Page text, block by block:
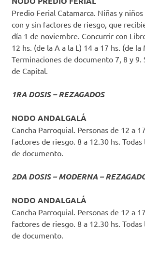
Predio Ferial Catamarca. Niñas y
con y sin factores de riesgo, que
día 1 de noviembre. Concurrir con
12 hs. (de la A a la L) 14 a 17 hs. (de la
Terminaciones de documento 7, 8 y 9.
de Capital.
1RA DOSIS – REZAGADOS
NODO ANDALGALÁ
Cancha Parroquial. Personas de 12 a
factores de riesgo. 8 a 12.30 hs.
de documento.
2DA DOSIS – MODERNA –
NODO ANDALGALÁ
Cancha Parroquial. Personas de 12 a
factores de riesgo. 8 a 12.30 hs.
de documento.